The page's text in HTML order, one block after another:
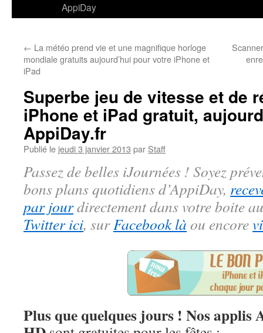
AppiDay
← La météo prend vie et une magnifique horloge
mondiale gratuits aujourd’hui pour votre iPhone et
iPad
Superbe jeu de vitesse et de
iPhone et iPad gratuit,
AppiDay.fr
Publié le jeudi 3 janvier 2013 par Staff
Passez de belles iJournées ! Soyez
bons plans quotidiens d’AppiDay,
par jourdirectement dans votre boite
Twitter ici, surFacebook là ou encore
Plus que quelques jours ! Nos applis